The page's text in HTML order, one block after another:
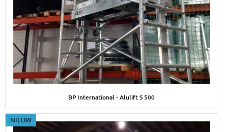
BP International - Alulift S 500
NIEUW